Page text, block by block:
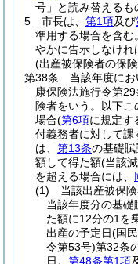
号」と読み替えるも
5
市長は、 第1項及び
準用する場合を含む
やかに告示しなけれ
(出産被保険者の保
第38条
当該年度に
康保険法施行令第
険者をいう。以下こ
場合(第6項に規定す
付義務者に対して
は、 第13条の基礎
額して得た額(当該
を超える場合には、
(1)
当該出産被保
当該年度分の基
た額に12分の1を
出産の予定日(国
令第53号)第32条
日。 第48条第1項